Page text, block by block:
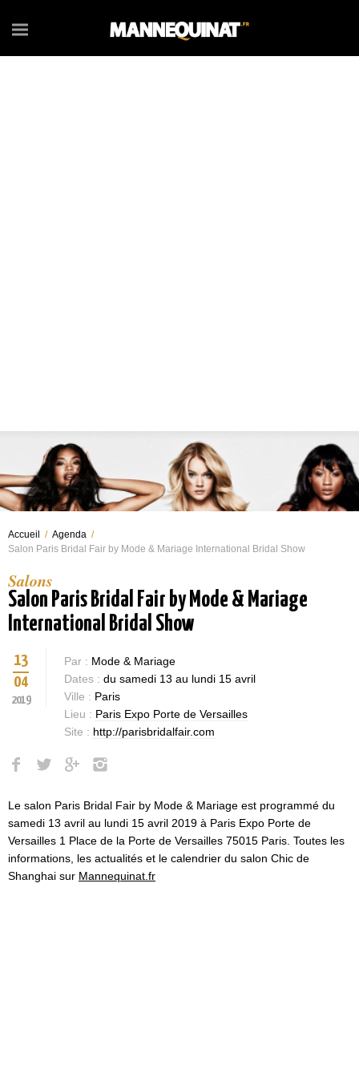
Accueil / Agenda /
Salon Paris Bridal Fair by Mode & Mariage International Bridal Show
Salons
Salon Paris Bridal Fair by Mode & Mariage
International Bridal Show
13
04
2019
Par : Mode & Mariage
Dates : du samedi 13 au lundi 15 avril
Ville : Paris
Lieu : Paris Expo Porte de Versailles
Site : http://parisbridalfair.com
Le salon Paris Bridal Fair by Mode & Mariage est programmé du
samedi 13 avril au lundi 15 avril 2019 à Paris Expo Porte de
Versailles 1 Place de la Porte de Versailles 75015 Paris. Toutes les
informations, les actualités et le calendrier du salon Chic de
Shanghai sur Mannequinat.fr